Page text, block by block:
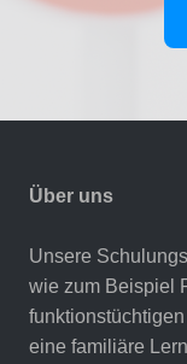
Über uns
Unsere
wie zum Beispiel
eine familiäre